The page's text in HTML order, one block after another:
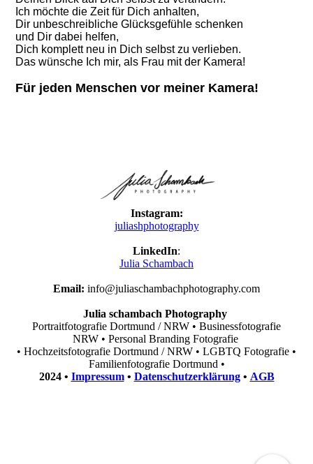
Ich möchte die Zeit für Dich anhalten,
Dir unbeschreibliche Glücksgefühle schenken
und Dir dabei helfen,
Dich komplett neu in Dich selbst zu verlieben.
Das wünsche Ich mir, als Frau mit der Kamera!
Für jeden Menschen vor meiner Kamera!
Instagram:
juliashphotography
LinkedIn:
Julia Schambach
Email: info@juliaschambachphotography.com
Julia schambach Photography
Portraitfotografie Dortmund / NRW • Businessfotografie
NRW • Personal Branding Fotografie
• Hochzeitsfotografie Dortmund / NRW • LGBTQ Fotografie •
Familienfotografie Dortmund •
2024 • Impressum• Datenschutzerklärung• AGB